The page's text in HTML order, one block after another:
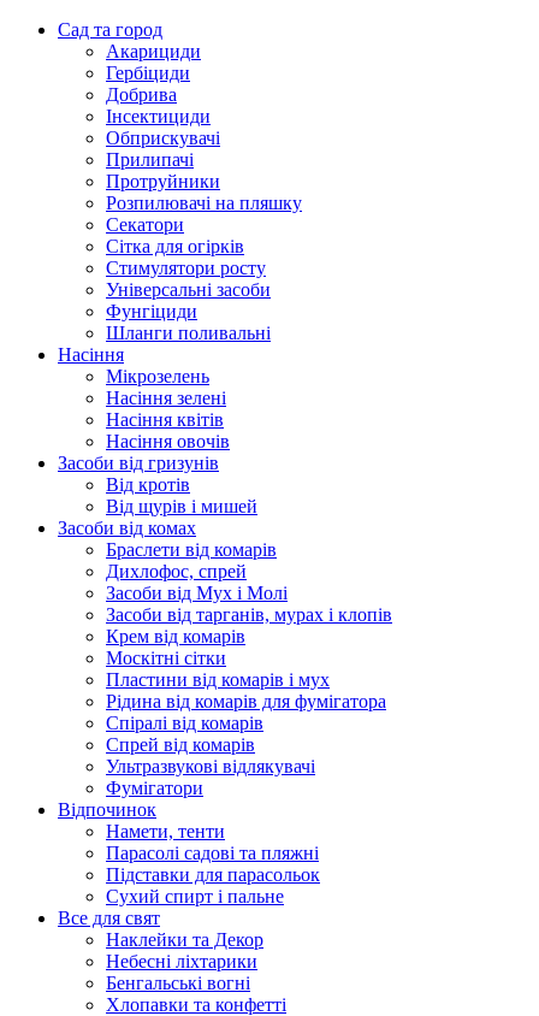
Сад та город
Акарициди
Гербіциди
Добрива
Інсектициди
Обприскувачі
Прилипачі
Протруйники
Розпилювачі на пляшку
Секатори
Сітка для огірків
Стимулятори росту
Універсальні засоби
Фунгіциди
Шланги поливальні
Насіння
Мікрозелень
Насіння зелені
Насіння квітів
Насіння овочів
Засоби від гризунів
Від кротів
Від щурів і мишей
Засоби від комах
Браслети від комарів
Дихлофос, спрей
Засоби від Мух і Молі
Засоби від тарганів, мурах і клопів
Крем від комарів
Москітні сітки
Пластини від комарів і мух
Рідина від комарів для фумігатора
Спіралі від комарів
Спрей від комарів
Ультразвукові відлякувачі
Фумігатори
Відпочинок
Намети, тенти
Парасолі садові та пляжні
Підставки для парасольок
Сухий спирт і пальне
Все для свят
Наклейки та Декор
Небесні ліхтарики
Бенгальські вогні
Хлопавки та конфетті